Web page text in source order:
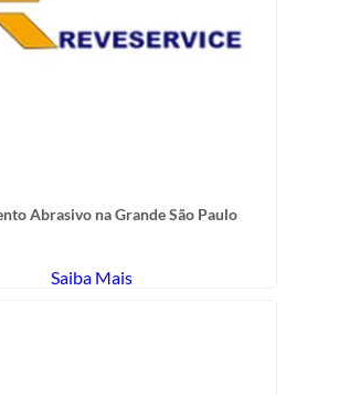
Abrasivo na Grande São Paulo
Saiba Mais